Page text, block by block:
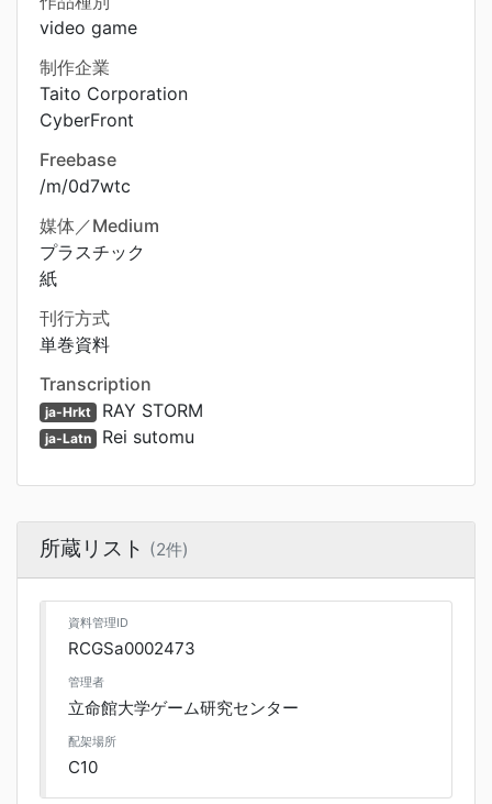
video game
制作企業
Taito Corporation
CyberFront
Freebase
/m/0d7wtc
媒体／Medium
プラスチック
紙
刊行方式
単巻資料
Transcription
ja-Hrkt RAY STORM
ja-Latn Rei sutomu
所蔵リスト (2件)
資料管理ID
RCGSa0002473
管理者
立命館大学ゲーム研究センター
配架場所
C10